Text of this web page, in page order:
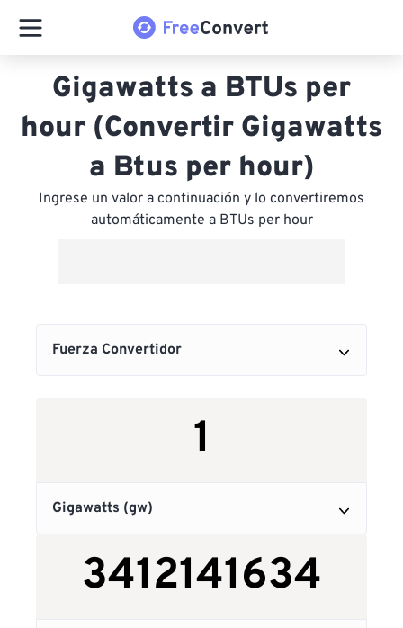
Gigawatts a BTUs per
hour (Convertir Gigawatts
a Btus per hour)
Ingrese un valor a continuación y lo convertiremos
automáticamente a BTUs per hour